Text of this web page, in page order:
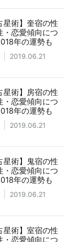
星術】奎宿の性
・恋愛傾向につ
年の運勢も
2019.06.21
星術】房宿の性
・恋愛傾向につ
年の運勢も
2019.06.21
星術】鬼宿の性
・恋愛傾向につ
年の運勢も
2019.06.21
星術】室宿の性
・恋愛傾向につ